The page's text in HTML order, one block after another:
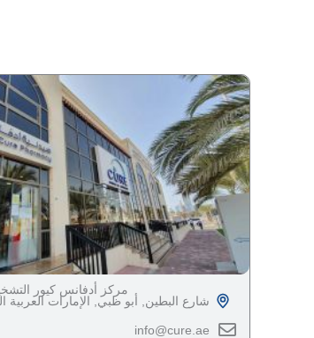
مركز أدفانس كيور
شارع البطين, أبو ظبي, الإمارات العربية
‎info@cure.ae‎